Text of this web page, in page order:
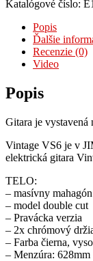
Katalógové číslo:
Popis
Ďalšie
Recenzie (0)
Video
Popis
Gitara je vystavená
Vintage VS6 je v
elektrická gitara
TELO:
– masívny
– model double cut
– Pravácka verzia
– 2x chrómový
– Farba čierna,
– Menzúra: 628mm